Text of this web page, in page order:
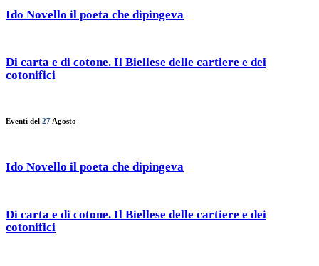
Ido Novello il poeta che dipingeva
Di carta e di cotone. Il Biellese delle cartiere e dei
cotonifici
Eventi del 27 Agosto
Ido Novello il poeta che dipingeva
Di carta e di cotone. Il Biellese delle cartiere e dei
cotonifici